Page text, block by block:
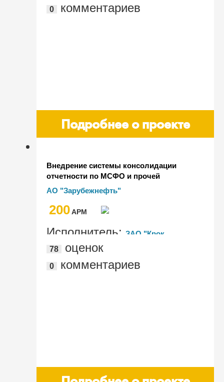
0 комментариев
Подробнее о проекте
Внедрение системы консолидации
отчетности по МСФО и прочей
отчетности на базе "1С:Управление
Холдингом" в группе компаний АО
"Зарубежнефть"
АО "Зарубежнефть"
200AРМ
Исполнитель: ЗАО "Крок
инкорпорейтед"
78 оценок
0 комментариев